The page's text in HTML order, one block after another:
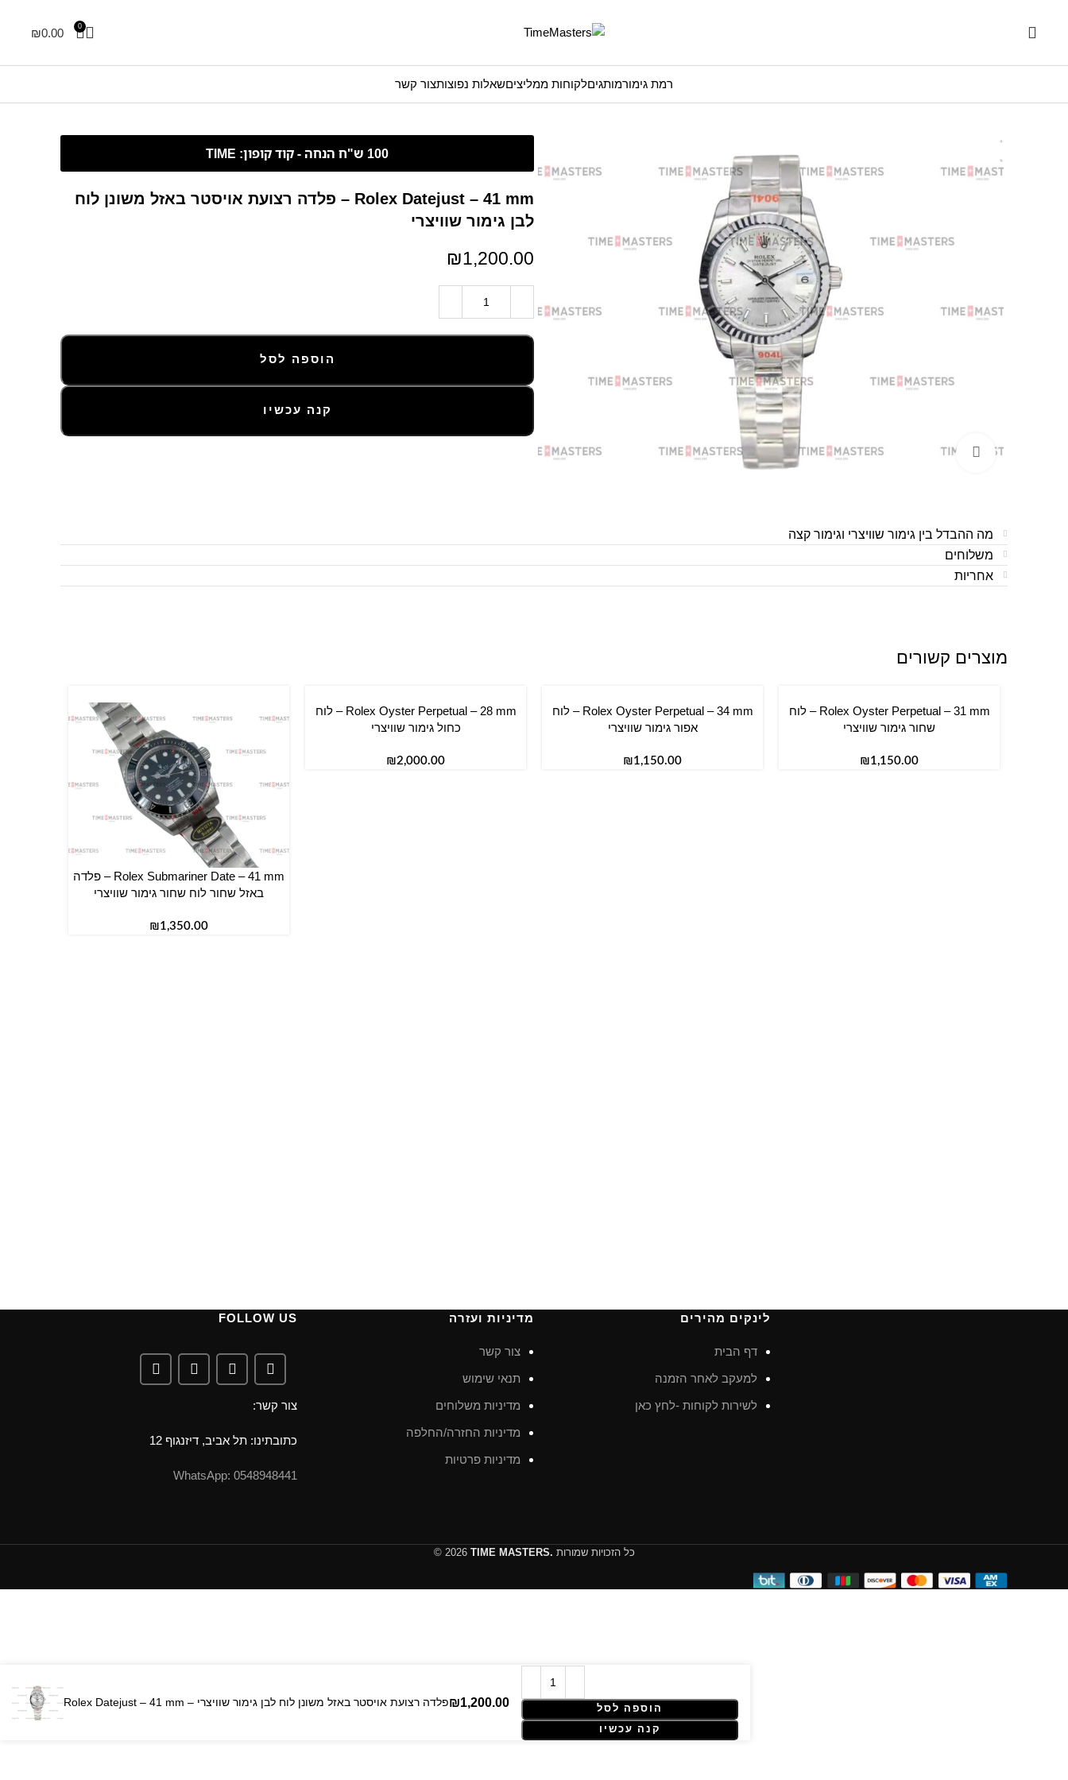
0
₪0.00
רמת גימורמותגיםלקוחות ממליציםשאלות נפוצותצור קשר
לחצו להגדלה
Rolex Datejust – 41 mm – פלדה רצועת אויסטר באזל משונן לוח
לבן גימור שוויצרי
₪
הוספה לסל
קנה עכשיו
מה ההבדל בין גימור שוויצרי וגימור קצה
משלוחים
אחריות
מוצרים קשורים
הוספה לסל
Rolex Oyster Perpetual – 31 mm – לוח
שחור גימור שוויצרי
₪
הוספה לסל
Rolex Oyster Perpetual – 34 mm – לוח
אפור גימור שוויצרי
₪
הוספה לסל
Rolex Oyster Perpetual – 28 mm – לוח
כחול גימור שוויצרי
₪
הוספה לסל
Rolex Submariner Date – 41 mm – פלדה
באזל שחור לוח שחור גימור שוויצרי
₪
לינקים מהירים
דף הבית
למעקב לאחר הזמנה
לשירות לקוחות -לחץ כאן
מדיניות ועזרה
צור קשר
תנאי שימוש
מדיניות משלוחים
מדיניות החזרה/החלפה
מדיניות פרטיות
FOLLOW US
צור קשר:
כתובתינו: תל אביב, דיזנגוף 12
0548948441 :WhatsApp
© 2026 TIME MASTERS. כל הזכויות שמורות
Rolex Datejust – 41 mm – פלדה רצועת אויסטר באזל משונן לוח לבן גימור שוויצרי
הוספה לסל
קנה עכשיו